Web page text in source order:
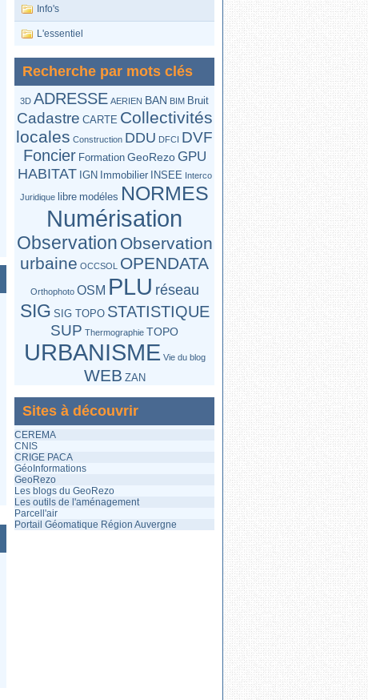
Info's
L'essentiel
Recherche par mots clés
3D ADRESSE AERIEN BAN BIM Bruit
Cadastre CARTE Collectivités
locales Construction DDU DFCI DVF
Foncier Formation GeoRezo GPU
HABITAT IGN Immobilier INSEE Interco
Juridique libre modéles NORMES
Numérisation
Observation Observation
urbaine OCCSOL OPENDATA
Orthophoto OSM PLU réseau
SIG SIG TOPO STATISTIQUE
SUP Thermographie TOPO
URBANISME Vie du blog
WEB ZAN
Sites à découvrir
CEREMA
CNIS
CRIGE PACA
GéoInformations
GeoRezo
Les blogs du GeoRezo
Les outils de l'aménagement
Parcell'air
Portail Géomatique Région Auvergne